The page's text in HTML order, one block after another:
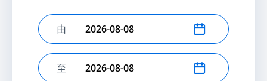
選擇開始日期
由
選擇結束日期
至